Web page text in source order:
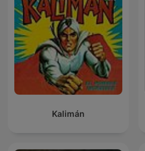
Kalimán